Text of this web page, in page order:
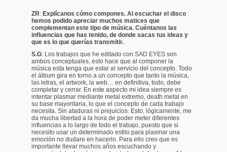
ZR: Explícanos cómo compones. Al escuchar el disco
hemos podido apreciar muchos matices que
complementan este tipo de música. Cuéntanos las
influencias que has tenido, de donde sacas tus ideas y
que es lo que querías transmitir.
S.G: Los trabajos que he editado con SAD EYES son
ambos conceptuales, esto hace que al componer la
música esta tenga que estar al servicio del concepto. Todo
el álbum gira en torno a un concepto que tanto la música,
las letras, el artwork, la web… en definitiva, todo, debe
completar y cerrar. En este aspecto mi idea siempre es
intentar plasmar mediante metal extremo, death metal en
su base mayoritaria, lo que el concepto de cada trabajo
necesita. Sin ataduras ni prejuicios. Esto, lógicamente, me
da mucha libertad a la hora de poder meter diferentes
influencias a lo largo de todo el trabajo, puesto que si
necesito usar un determinado estilo para plasmar una
emoción no dudare en hacerlo. Para ello creo que es
importante llevar muchos años escuchando y